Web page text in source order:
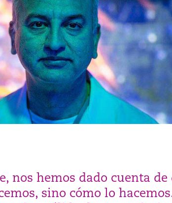
nos hemos dado cuenta de
sino cómo lo